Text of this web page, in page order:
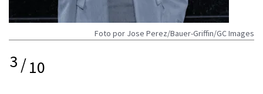
Foto por Jose Perez/Bauer-Griffin/GC Images
3/10